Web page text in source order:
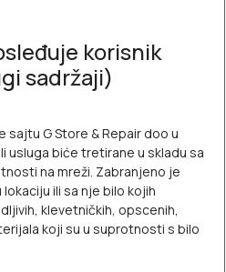
korisnik
sadržaji)
G Store & Repair doo u
usluga biće tretirane u skladu sa
na mreži. Zabranjeno je
ili sa nje bilo kojih
klevetničkih, opscenih,
koji su u suprotnosti s bilo